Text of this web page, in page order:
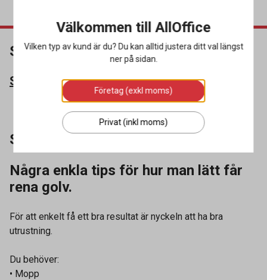
Städtips 3
Se alla städtips
Så moppar du golv
Några enkla tips för hur man lätt får
rena golv.
För att enkelt få ett bra resultat är nyckeln att ha bra
utrustning.
Du behöver:
• Mopp
Välkommen till AllOffice
Vilken typ av kund är du? Du kan alltid justera ditt val längst
ner på sidan.
Företag (exkl moms)
Privat (inkl moms)